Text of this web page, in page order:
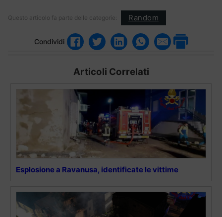
Questo articolo fa parte delle categorie: Random
Condividi
Articoli Correlati
Esplosione a Ravanusa, identificate le vittime